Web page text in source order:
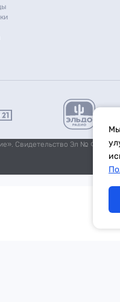
Свидетельство Эл № ФС77-